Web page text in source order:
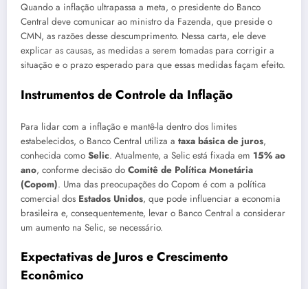
Quando a inflação ultrapassa a meta, o presidente do Banco
Central deve comunicar ao ministro da Fazenda, que preside o
CMN, as razões desse descumprimento. Nessa carta, ele deve
explicar as causas, as medidas a serem tomadas para corrigir a
situação e o prazo esperado para que essas medidas façam efeito.
Instrumentos de Controle da Inflação
Para lidar com a inflação e mantê-la dentro dos limites
estabelecidos, o Banco Central utiliza a taxa básica de juros,
conhecida como Selic. Atualmente, a Selic está fixada em 15% ao
ano, conforme decisão do Comitê de Política Monetária
(Copom). Uma das preocupações do Copom é com a política
comercial dos Estados Unidos, que pode influenciar a economia
brasileira e, consequentemente, levar o Banco Central a considerar
um aumento na Selic, se necessário.
Expectativas de Juros e Crescimento
Econômico